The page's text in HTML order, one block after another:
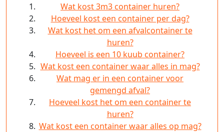
Wat kost 3m3 container huren?
Hoeveel kost een container per dag?
Wat kost het om een afvalcontainer te
huren?
Hoeveel is een 10 kuub container?
Wat kost een container waar alles in mag?
Wat mag er in een container voor
gemengd afval?
Hoeveel kost het om een container te
huren?
Wat kost een container waar alles op mag?